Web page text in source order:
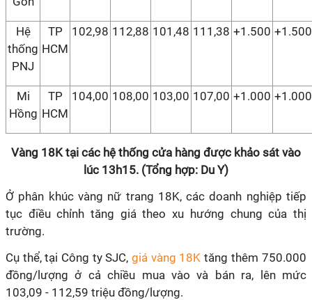
Hệ
thống
PNJ
TP
HCM
102,98 112,88 101,48 111,38 +1.500 +1.500
Mi
Hồng
TP
HCM
104,00 108,00 103,00 107,00 +1.000 +1.000
Vàng 18K tại các hệ thống cửa hàng được khảo sát vào
lúc 13h15. (Tổng hợp: Du Y)
Ở phân khúc vàng nữ trang 18K, các doanh nghiệp tiếp
tục điều chỉnh tăng giá theo xu hướng chung của thị
trường.
Cụ thể, tại Công ty SJC, giá vàng 18K tăng thêm 750.000
đồng/lượng ở cả chiều mua vào và bán ra, lên mức
103,09 - 112,59 triệu đồng/lượng.